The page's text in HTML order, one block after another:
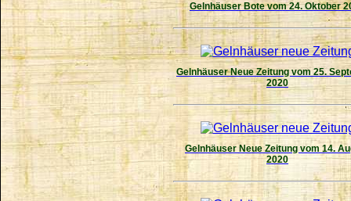
Gelnhäuser Bote vom 24. Oktober
Gelnhäuser Neue Zeitung vom 25.
2020
Gelnhäuser Neue Zeitung vom 14.
2020